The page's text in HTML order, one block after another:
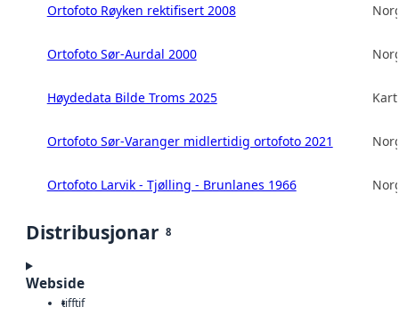
Ortofoto Røyken rektifisert 2008
Ortofoto Sør-Aurdal 2000
Høydedata Bilde Troms 2025
Ortofoto Sør-Varanger midlertidig ortofoto 2021
Ortofoto Larvik - Tjølling - Brunlanes 1966
Distribusjonar 8
Webside
tifftif